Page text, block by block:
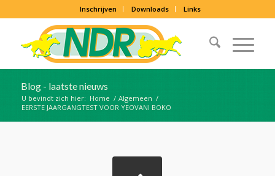
Inschrijven Downloads Links
Blog - laatste nieuws
U bevindt zich hier: Home / Algemeen /
EERSTE JAARGANGTEST VOOR YEOVANI BOKO